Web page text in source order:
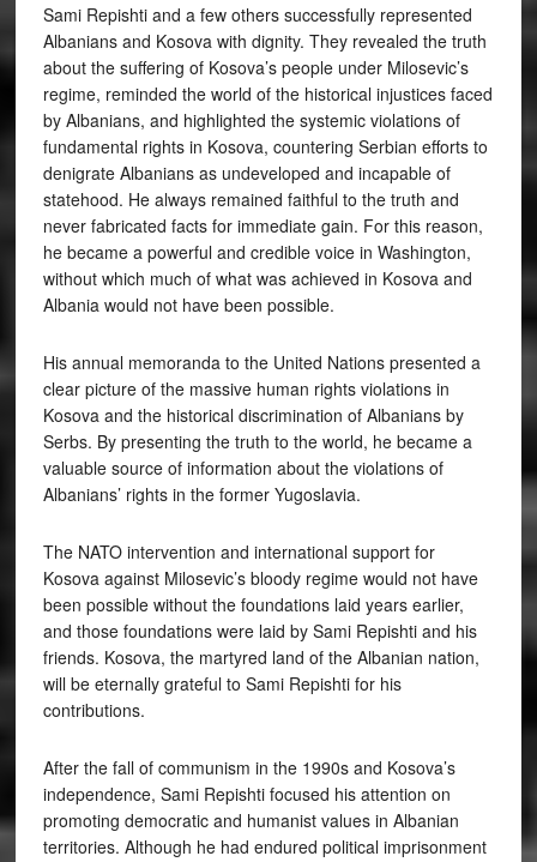
Sami Repishti and a few others successfully represented
Albanians and Kosova with dignity. They revealed the truth
about the suffering of Kosova’s people under Milosevic’s
regime, reminded the world of the historical injustices faced
by Albanians, and highlighted the systemic violations of
fundamental rights in Kosova, countering Serbian efforts to
denigrate Albanians as undeveloped and incapable of
statehood. He always remained faithful to the truth and
never fabricated facts for immediate gain. For this reason,
he became a powerful and credible voice in Washington,
without which much of what was achieved in Kosova and
Albania would not have been possible.
His annual memoranda to the United Nations presented a
clear picture of the massive human rights violations in
Kosova and the historical discrimination of Albanians by
Serbs. By presenting the truth to the world, he became a
valuable source of information about the violations of
Albanians’ rights in the former Yugoslavia.
The NATO intervention and international support for
Kosova against Milosevic’s bloody regime would not have
been possible without the foundations laid years earlier,
and those foundations were laid by Sami Repishti and his
friends. Kosova, the martyred land of the Albanian nation,
will be eternally grateful to Sami Repishti for his
contributions.
After the fall of communism in the 1990s and Kosova’s
independence, Sami Repishti focused his attention on
promoting democratic and humanist values in Albanian
territories. Although he had endured political imprisonment